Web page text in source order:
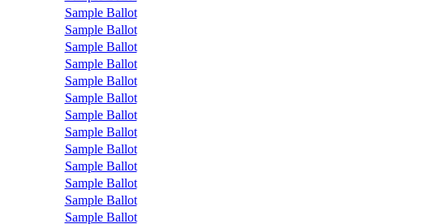
Sample Ballot
Sample Ballot
Sample Ballot
Sample Ballot
Sample Ballot
Sample Ballot
Sample Ballot
Sample Ballot
Sample Ballot
Sample Ballot
Sample Ballot
Sample Ballot
Sample Ballot